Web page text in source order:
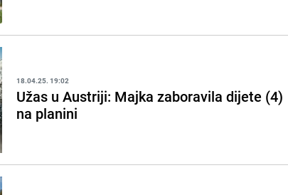
18.04.25. 19:02
Užas u Austriji: Majka zaboravila dijete (4)
na planini